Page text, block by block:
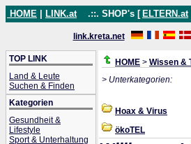
HOME LINK.at .::. SHOP's [ ELTERN.at
link.kreta.net
TOP LINK
Land & Leute
Suchen & Finden
Kategorien
Gesundheit &
Lifestyle
Sport & Unterhaltung
HOME > Wissen &
> Unterkategorien:
Hoax & Virus
ökoTEL